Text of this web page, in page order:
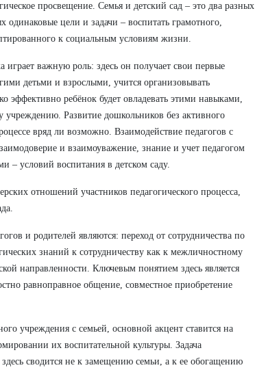
просвещение. Семья и детский сад – это два разных
цели и задачи – воспитать грамотного,
к социальным условиям жизни.
важную роль: здесь он получает свои первые
детьми и взрослыми, учится организовывать
эффективно ребёнок будет овладевать этими навыками,
Развитие дошкольников без активного
вряд ли возможно. Взаимодействие педагогов с
и взаимоуважение, знание и учет педагогом
– условий воспитания в детском саду.
отношений участников педагогического процесса,
и родителей являются: переход от сотрудничества по
знаний к сотрудничеству как к межличностному
направленности. Ключевым понятием здесь является
равноправное общение, совместное приобретение
учреждения с семьей, основной акцент ставится на
их воспитательной культуры. Задача
сводится не к замещению семьи, а к ее обогащению